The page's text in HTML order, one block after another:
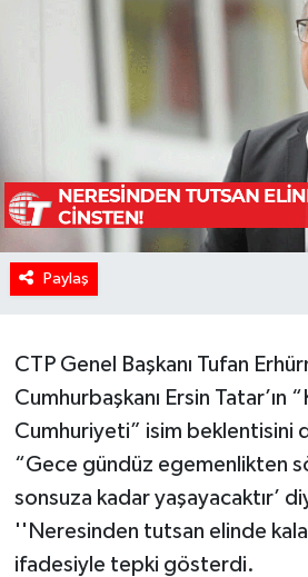
Paylaş
CTP Genel Başkanı Tufan
Cumhurbaşkanı Ersin Tatar’ın
Cumhuriyeti” isim beklentisini
“Gece gündüz egemenlikten
sonsuza kadar yaşayacaktır’
''Neresinden tutsan elinde
ifadesiyle tepki gösterdi.